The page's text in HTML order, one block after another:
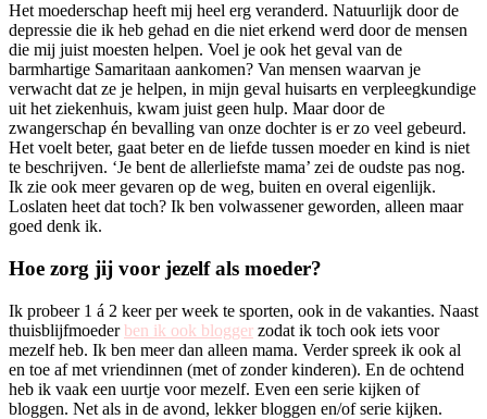
Het moederschap heeft mij heel erg veranderd. Natuurlijk door de
depressie die ik heb gehad en die niet erkend werd door de mensen
die mij juist moesten helpen. Voel je ook het geval van de
barmhartige Samaritaan aankomen? Van mensen waarvan je
verwacht dat ze je helpen, in mijn geval huisarts en verpleegkundige
uit het ziekenhuis, kwam juist geen hulp. Maar door de
zwangerschap én bevalling van onze dochter is er zo veel gebeurd.
Het voelt beter, gaat beter en de liefde tussen moeder en kind is niet
te beschrijven. ‘Je bent de allerliefste mama’ zei de oudste pas nog.
Ik zie ook meer gevaren op de weg, buiten en overal eigenlijk.
Loslaten heet dat toch? Ik ben volwassener geworden, alleen maar
goed denk ik.
Hoe zorg jij voor jezelf als moeder?
Ik probeer 1 á 2 keer per week te sporten, ook in de vakanties. Naast
thuisblijfmoeder ben ik ook blogger zodat ik toch ook iets voor
mezelf heb. Ik ben meer dan alleen mama. Verder spreek ik ook al
en toe af met vriendinnen (met of zonder kinderen). En de ochtend
heb ik vaak een uurtje voor mezelf. Even een serie kijken of
bloggen. Net als in de avond, lekker bloggen en/of serie kijken.